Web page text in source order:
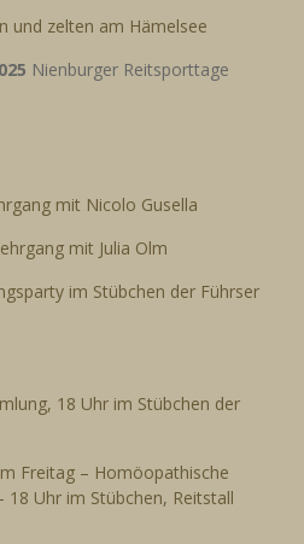
und zelten am Hämelsee
Nienburger Reitsporttage
mit Nicolo Gusella
mit Julia Olm
im Stübchen der Führser
18 Uhr im Stübchen der
Freitag – Homöopathische
Uhr im Stübchen, Reitstall